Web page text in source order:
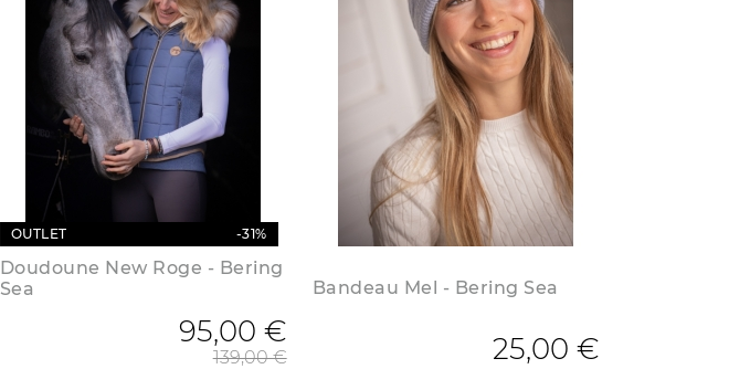
OUTLET -31%
Doudoune New Roge - Bering
Sea
95,00 €
139,00 €
Bandeau Mel - Bering Sea
25,00 €